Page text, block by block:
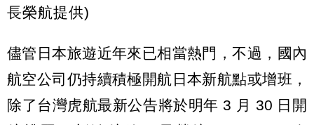
長榮航提供)
儘管日本旅遊近年來已相當熱門，不過，國內
航空公司仍持續積極開航日本新航點或增班，
除了台灣虎航最新公告將於明年 3 月 30 日開